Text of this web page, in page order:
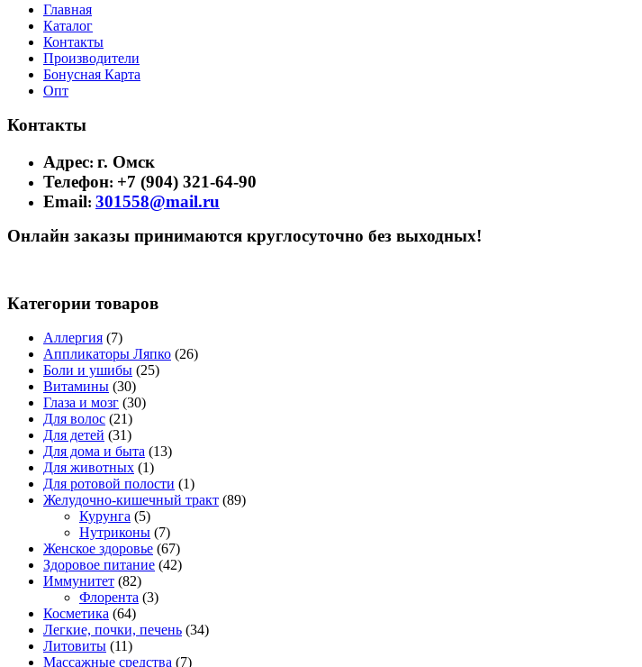
Главная
Каталог
Контакты
Производители
Бонусная Карта
Опт
Контакты
Адрес: г. Омск
Телефон: +7 (904) 321-64-90
Email: 301558@mail.ru
Онлайн заказы принимаются круглосуточно без выходных!
Категории товаров
Аллергия (7)
Аппликаторы Ляпко (26)
Боли и ушибы (25)
Витамины (30)
Глаза и мозг (30)
Для волос (21)
Для детей (31)
Для дома и быта (13)
Для животных (1)
Для ротовой полости (1)
Желудочно-кишечный тракт (89)
Курунга (5)
Нутриконы (7)
Женское здоровье (67)
Здоровое питание (42)
Иммунитет (82)
Флорента (3)
Косметика (64)
Легкие, почки, печень (34)
Литовиты (11)
Массажные средства (7)